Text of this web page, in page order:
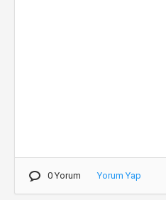
0 Yorum Yorum Yap